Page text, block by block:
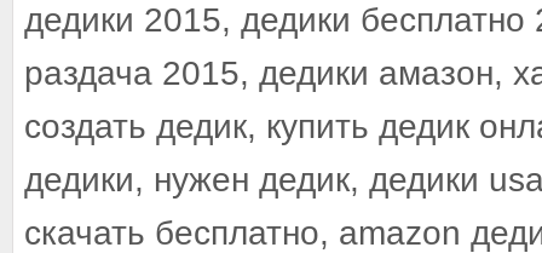
дедики 2015, дедики
раздача 2015, дедики амазон,
создать дедик, купить дедик
дедики, нужен дедик, дедики
скачать бесплатно, amazon